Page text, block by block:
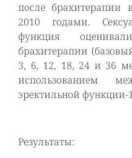
после
2010 годами.
функция
брахитерапии
3, 6, 12, 18, 24 и 36
использованием
эректильной функции-
Результаты: